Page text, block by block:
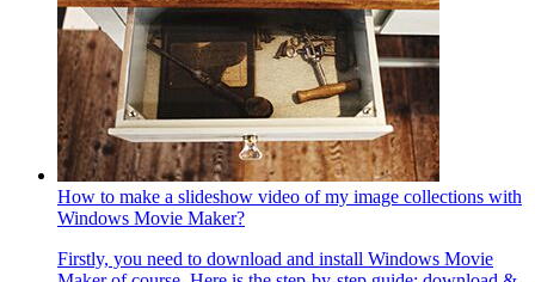
How to make a slideshow video of my image collections with
Windows Movie Maker?
Firstly, you need to download and install Windows Movie